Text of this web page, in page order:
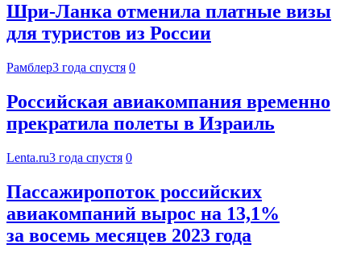
Шри-Ланка отменила платные визы
для туристов из России
Рамблер3 года спустя 0
Российская авиакомпания временно
прекратила полеты в Израиль
Lenta.ru3 года спустя 0
Пассажиропоток российских
авиакомпаний вырос на 13,1%
за восемь месяцев 2023 года